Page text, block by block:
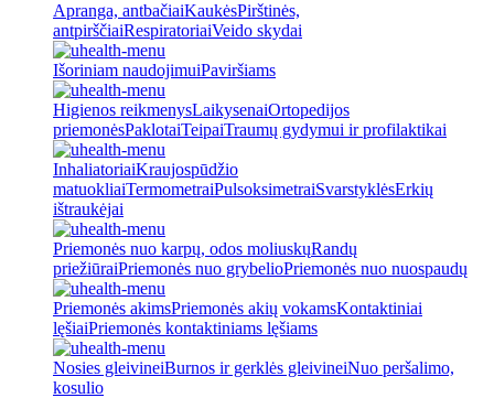
Apranga, antbačiaiKaukėsPirštinės,
antpirščiaiRespiratoriaiVeido skydai
Išoriniam naudojimuiPaviršiams
Higienos reikmenysLaikysenaiOrtopedijos
priemonėsPaklotaiTeipaiTraumų gydymui ir profilaktikai
InhaliatoriaiKraujospūdžio
matuokliaiTermometraiPulsoksimetraiSvarstyklėsErkių
ištraukėjai
Priemonės nuo karpų, odos moliuskųRandų
priežiūraiPriemonės nuo grybelioPriemonės nuo nuospaudų
Priemonės akimsPriemonės akių vokamsKontaktiniai
lęšiaiPriemonės kontaktiniams lęšiams
Nosies gleivineiBurnos ir gerklės gleivineiNuo peršalimo,
kosulio